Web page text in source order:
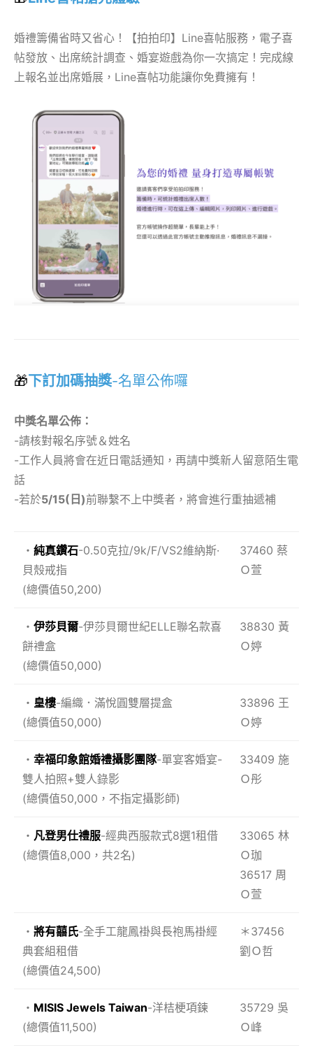
婚禮籌備省時又省心！【拍拍印】Line喜帖服務，電子喜
帖發放、出席統計調查、婚宴遊戲為你一次搞定！完成線
上報名並出席婚展，Line喜帖功能讓你免費擁有！
🎁下訂加碼抽獎-名單公佈囉
中獎名單公佈：
-請核對報名序號＆姓名
-工作人員將會在近日電話通知，再請中獎新人留意陌生電
話
-若於5/15(日)前聯繫不上中獎者，將會進行重抽遞補
・ 純真鑽石-0.50克拉/9k/F/VS2維納斯·
貝殼戒指
(總價值50,200)
37460 蔡
Ｏ萱
・ 伊莎貝爾-伊莎貝爾世紀ELLE聯名款喜
餅禮盒
(總價值50,000)
38830 黃
Ｏ婷
・ 皇樓-編織．滿悅圓雙層提盒
(總價值50,000)
33896 王
Ｏ婷
・ 幸福印象館婚禮攝影團隊-單宴客婚宴-
雙人拍照+雙人錄影
(總價值50,000，不指定攝影師)
33409 施
Ｏ彤
・ 凡登男仕禮服-經典西服款式8選1租借
(總價值8,000，共2名)
33065 林
Ｏ珈
36517 周
Ｏ萱
・ 將有囍氏-全手工龍鳳褂與長袍馬褂經
典套組租借
(總價值24,500)
＊37456
劉Ｏ哲
・ MISIS Jewels Taiwan-洋桔梗項鍊
(總價值11,500)
35729 吳
Ｏ峰